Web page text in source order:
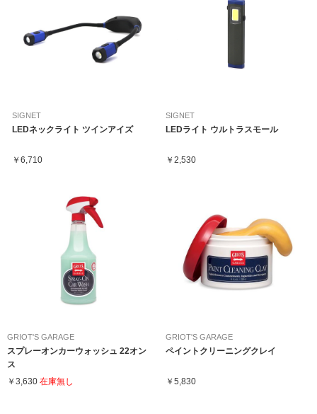
SIGNET
LEDネックライト ツインアイズ
￥6,710
SIGNET
LEDライト ウルトラスモール
￥2,530
GRIOT'S GARAGE
スプレーオンカーウォッシュ 22オン
ス
￥3,630 在庫無し
GRIOT'S GARAGE
ペイントクリーニングクレイ
￥5,830